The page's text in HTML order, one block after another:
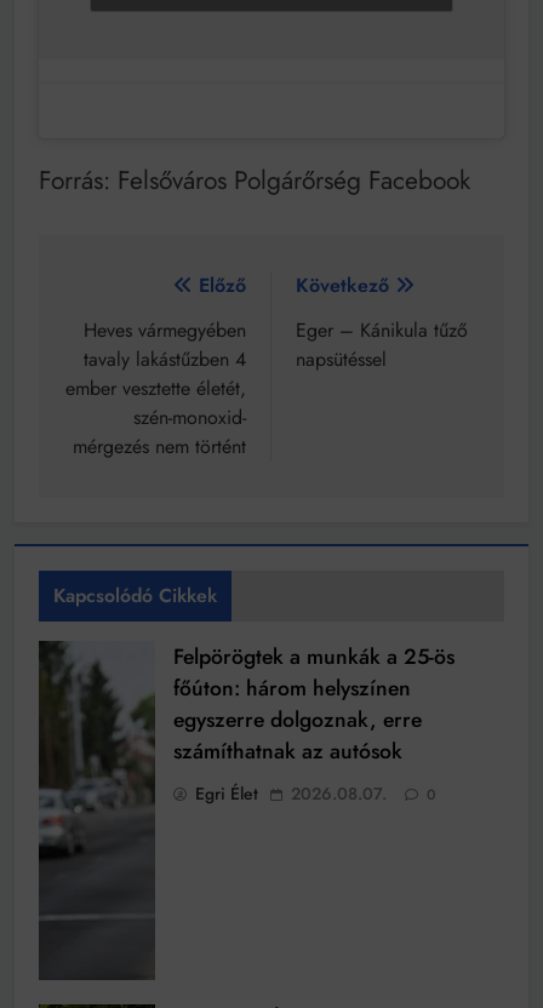
Forrás: Felsőváros Polgárőrség Facebook
Bejegyzés
navigáció
Előző
Heves vármegyében
tavaly lakástűzben 4
ember vesztette életét,
szén-monoxid-
mérgezés nem történt
Következő
Eger – Kánikula tűző
napsütéssel
Kapcsolódó Cikkek
Felpörögtek a munkák a 25-ös
főúton: három helyszínen
egyszerre dolgoznak, erre
számíthatnak az autósok
Egri Élet 2026.08.07. 0